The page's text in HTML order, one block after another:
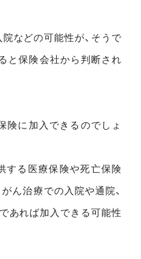
などの可能性が、そうで
と保険会社から判断され
険に加入できるのでしょ
する医療保険や死亡保険
ん治療での入院や通院、
あれば加入できる可能性